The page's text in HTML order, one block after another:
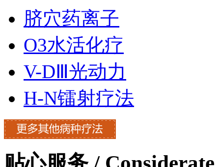
脐穴药离子
O3水活化疗
V-DⅢ光动力
H-N镭射疗法